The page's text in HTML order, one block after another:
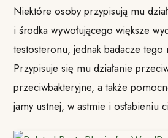
Niektóre osoby przypisują mu
i środka wywołującego większe
testosteronu, jednak badacze
Przypisuje się mu działanie
przeciwbakteryjne, a także
jamy ustnej, w astmie i osłabieniu